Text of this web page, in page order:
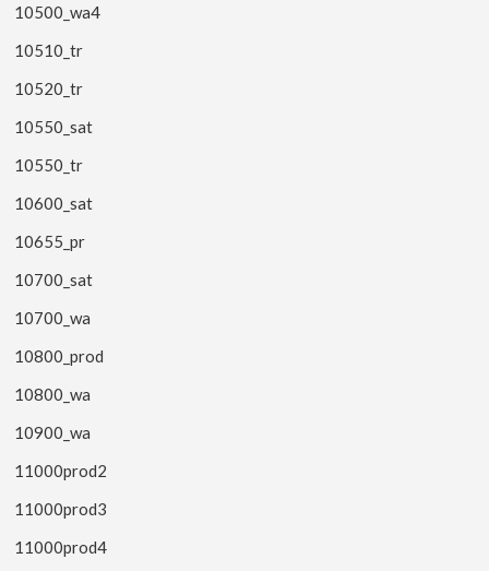
10500_wa4
10510_tr
10520_tr
10550_sat
10550_tr
10600_sat
10655_pr
10700_sat
10700_wa
10800_prod
10800_wa
10900_wa
11000prod2
11000prod3
11000prod4